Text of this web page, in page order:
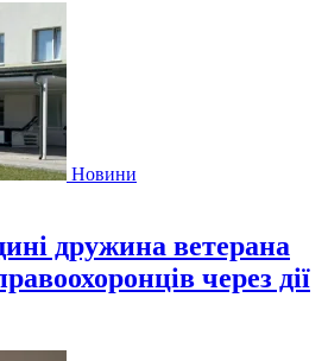
Новини
дружина ветерана
через дії